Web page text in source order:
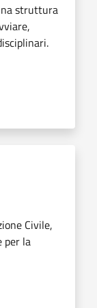
struttura
Civile,
per la